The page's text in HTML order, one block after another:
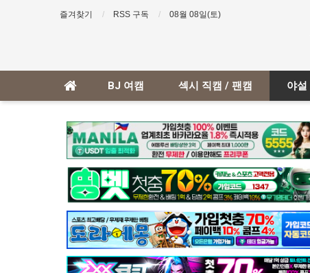
즐겨찾기 RSS 구독 08월 08일(토)
BJ 여캠 섹시 직캠 / 팬캠 야설